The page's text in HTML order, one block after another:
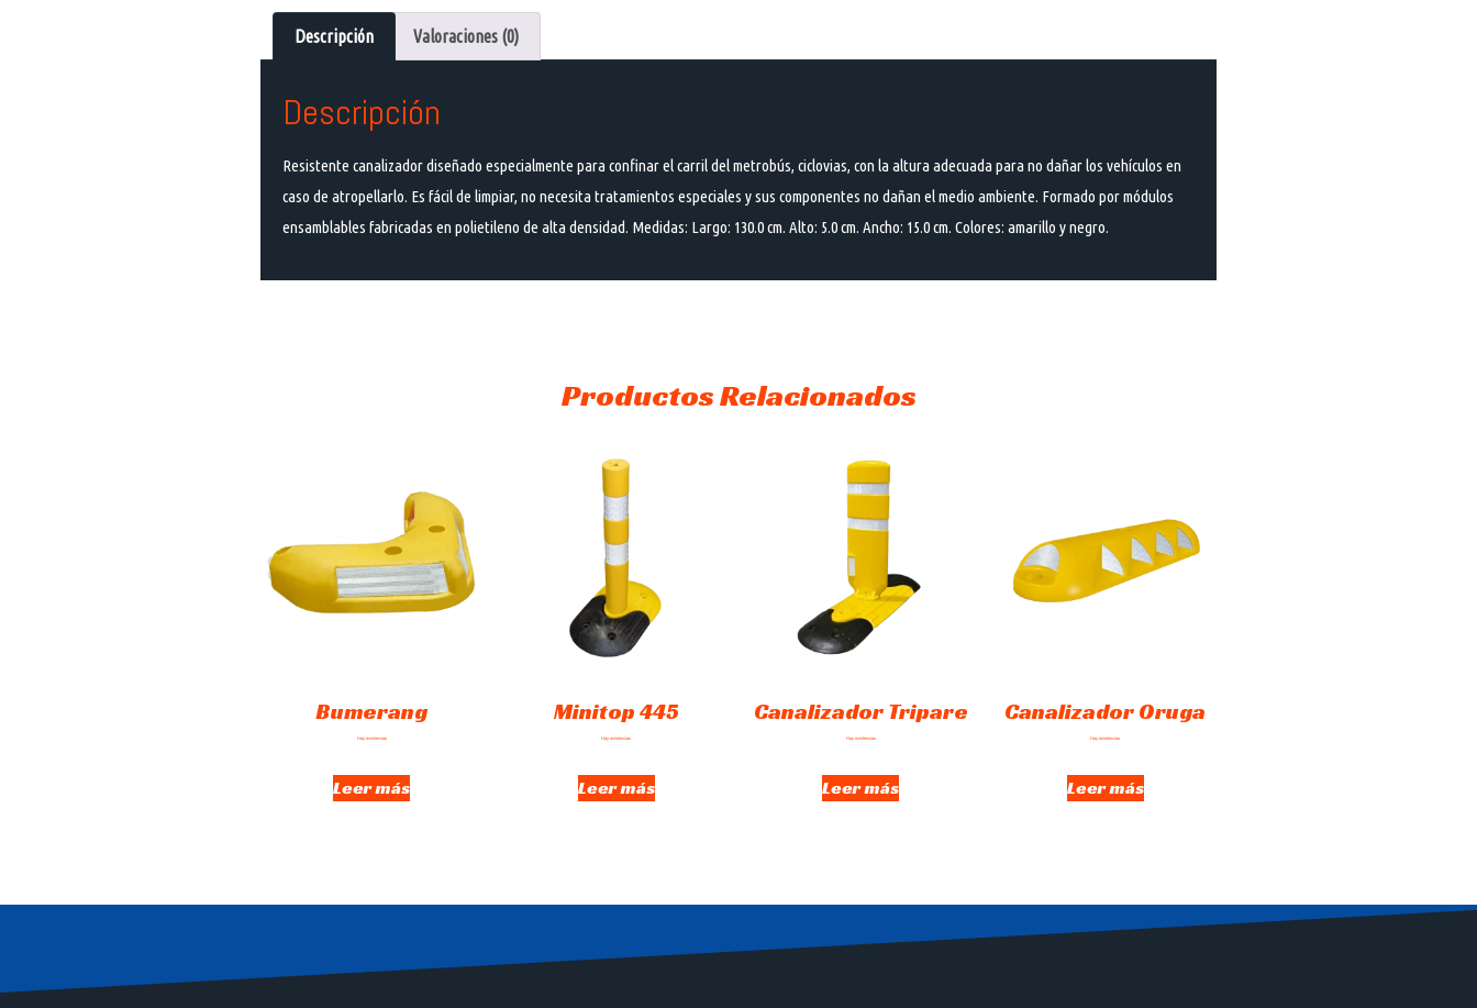
Descripción Valoraciones (0)
Descripción
Resistente canalizador diseñado especialmente para confinar el carril del metrobús, ciclovias, con la altura adecuada para no dañar los vehículos en
caso de atropellarlo. Es fácil de limpiar, no necesita tratamientos especiales y sus componentes no dañan el medio ambiente. Formado por módulos
ensamblables fabricadas en polietileno de alta densidad. Medidas: Largo: 130.0 cm. Alto: 5.0 cm. Ancho: 15.0 cm. Colores: amarillo y negro.
Productos Relacionados
Bumerang
Hay existencias
Leer más
Minitop 445
Hay existencias
Leer más
Canalizador Tripare
Hay existencias
Leer más
Canalizador Oruga
Hay existencias
Leer más